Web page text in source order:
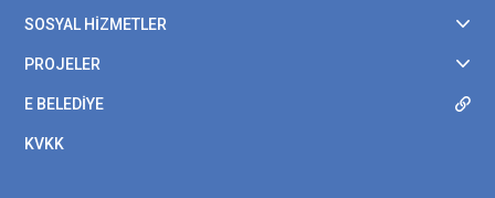
SOSYAL HİZMETLER
PROJELER
E BELEDİYE
KVKK